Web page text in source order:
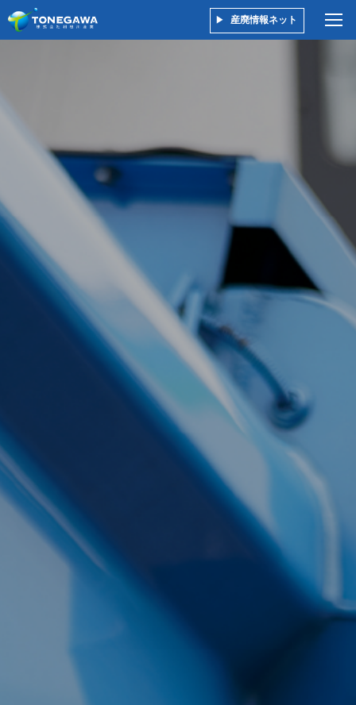
産廃情報ネット